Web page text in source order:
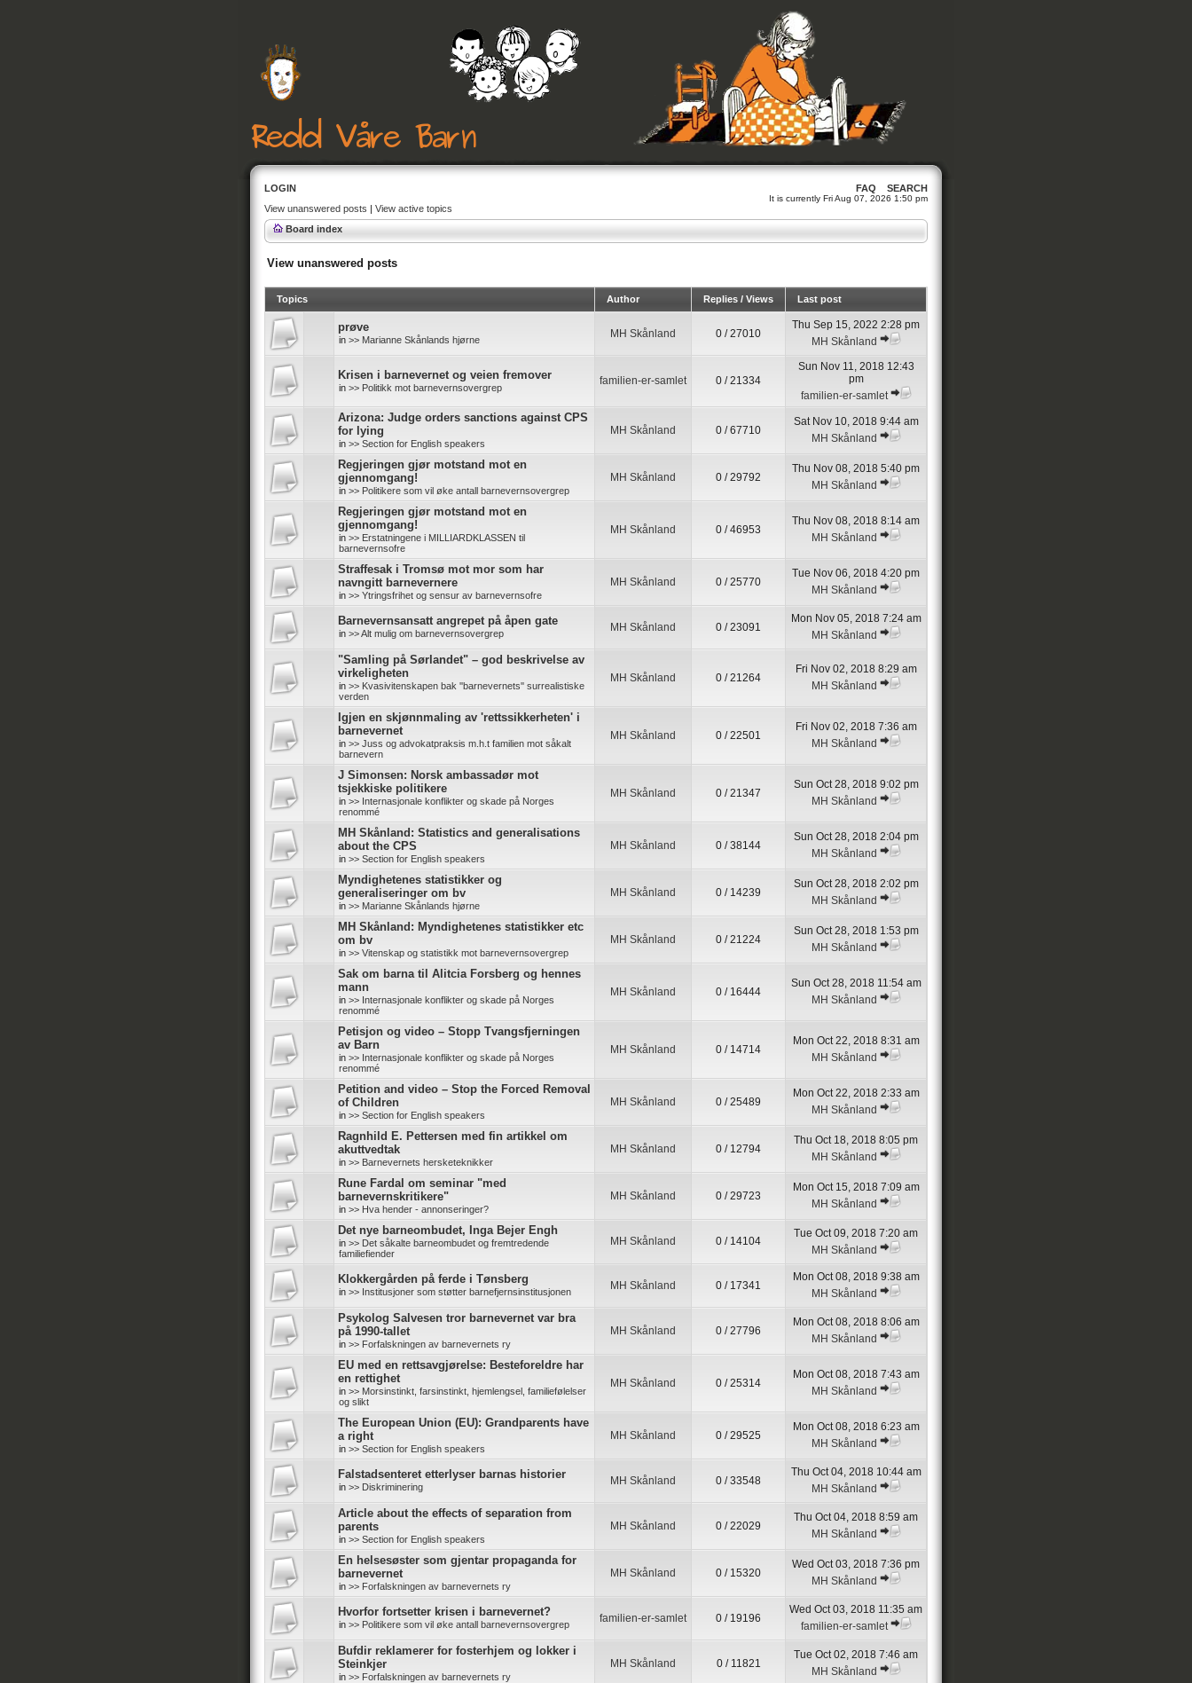
LOGIN FAQ SEARCH
It is currently Fri Aug 07, 2026 1:50 pm
View unanswered posts | View active topics
Board index
View unanswered posts
Topics Author Replies / Views Last post
prøve
in >> Marianne Skånlands hjørne MH Skånland 0 / 27010
Thu Sep 15, 2022 2:28 pm
MH Skånland
Krisen i barnevernet og veien fremover
in >> Politikk mot barnevernsovergrep
familien-er-samlet 0 / 21334
Sun Nov 11, 2018 12:43
pm
familien-er-samlet
Arizona: Judge orders sanctions against CPS
for lying
in >> Section for English speakers
MH Skånland 0 / 67710
Sat Nov 10, 2018 9:44 am
MH Skånland
Regjeringen gjør motstand mot en
gjennomgang!
in >> Politikere som vil øke antall barnevernsovergrep
MH Skånland 0 / 29792
Thu Nov 08, 2018 5:40 pm
MH Skånland
Regjeringen gjør motstand mot en
gjennomgang!
in >> Erstatningene i MILLIARDKLASSEN til
barnevernsofre
MH Skånland 0 / 46953
Thu Nov 08, 2018 8:14 am
MH Skånland
Straffesak i Tromsø mot mor som har
navngitt barnevernere
in >> Ytringsfrihet og sensur av barnevernsofre
MH Skånland 0 / 25770
Tue Nov 06, 2018 4:20 pm
MH Skånland
Barnevernsansatt angrepet på åpen gate
in >> Alt mulig om barnevernsovergrep MH Skånland 0 / 23091
Mon Nov 05, 2018 7:24 am
MH Skånland
"Samling på Sørlandet" – god beskrivelse av
virkeligheten
in >> Kvasivitenskapen bak ''barnevernets'' surrealistiske
verden
MH Skånland 0 / 21264
Fri Nov 02, 2018 8:29 am
MH Skånland
Igjen en skjønnmaling av 'rettssikkerheten' i
barnevernet
in >> Juss og advokatpraksis m.h.t familien mot såkalt
barnevern
MH Skånland 0 / 22501
Fri Nov 02, 2018 7:36 am
MH Skånland
J Simonsen: Norsk ambassadør mot
tsjekkiske politikere
in >> Internasjonale konflikter og skade på Norges
renommé
MH Skånland 0 / 21347
Sun Oct 28, 2018 9:02 pm
MH Skånland
MH Skånland: Statistics and generalisations
about the CPS
in >> Section for English speakers
MH Skånland 0 / 38144
Sun Oct 28, 2018 2:04 pm
MH Skånland
Myndighetenes statistikker og
generaliseringer om bv
in >> Marianne Skånlands hjørne
MH Skånland 0 / 14239
Sun Oct 28, 2018 2:02 pm
MH Skånland
MH Skånland: Myndighetenes statistikker etc
om bv
in >> Vitenskap og statistikk mot barnevernsovergrep
MH Skånland 0 / 21224
Sun Oct 28, 2018 1:53 pm
MH Skånland
Sak om barna til Alitcia Forsberg og hennes
mann
in >> Internasjonale konflikter og skade på Norges
renommé
MH Skånland 0 / 16444
Sun Oct 28, 2018 11:54 am
MH Skånland
Petisjon og video – Stopp Tvangsfjerningen
av Barn
in >> Internasjonale konflikter og skade på Norges
renommé
MH Skånland 0 / 14714
Mon Oct 22, 2018 8:31 am
MH Skånland
Petition and video – Stop the Forced Removal
of Children
in >> Section for English speakers
MH Skånland 0 / 25489
Mon Oct 22, 2018 2:33 am
MH Skånland
Ragnhild E. Pettersen med fin artikkel om
akuttvedtak
in >> Barnevernets hersketeknikker
MH Skånland 0 / 12794
Thu Oct 18, 2018 8:05 pm
MH Skånland
Rune Fardal om seminar "med
barnevernskritikere"
in >> Hva hender - annonseringer?
MH Skånland 0 / 29723
Mon Oct 15, 2018 7:09 am
MH Skånland
Det nye barneombudet, Inga Bejer Engh
in >> Det såkalte barneombudet og fremtredende
familiefiender
MH Skånland 0 / 14104
Tue Oct 09, 2018 7:20 am
MH Skånland
Klokkergården på ferde i Tønsberg
in >> Institusjoner som støtter barnefjernsinstitusjonen MH Skånland 0 / 17341
Mon Oct 08, 2018 9:38 am
MH Skånland
Psykolog Salvesen tror barnevernet var bra
på 1990-tallet
in >> Forfalskningen av barnevernets ry
MH Skånland 0 / 27796
Mon Oct 08, 2018 8:06 am
MH Skånland
EU med en rettsavgjørelse: Besteforeldre har
en rettighet
in >> Morsinstinkt, farsinstinkt, hjemlengsel, familiefølelser
og slikt
MH Skånland 0 / 25314
Mon Oct 08, 2018 7:43 am
MH Skånland
The European Union (EU): Grandparents have
a right
in >> Section for English speakers
MH Skånland 0 / 29525
Mon Oct 08, 2018 6:23 am
MH Skånland
Falstadsenteret etterlyser barnas historier
in >> Diskriminering MH Skånland 0 / 33548
Thu Oct 04, 2018 10:44 am
MH Skånland
Article about the effects of separation from
parents
in >> Section for English speakers
MH Skånland 0 / 22029
Thu Oct 04, 2018 8:59 am
MH Skånland
En helsesøster som gjentar propaganda for
barnevernet
in >> Forfalskningen av barnevernets ry
MH Skånland 0 / 15320
Wed Oct 03, 2018 7:36 pm
MH Skånland
Hvorfor fortsetter krisen i barnevernet?
in >> Politikere som vil øke antall barnevernsovergrep familien-er-samlet 0 / 19196
Wed Oct 03, 2018 11:35 am
familien-er-samlet
Bufdir reklamerer for fosterhjem og lokker i
Steinkjer
in >> Forfalskningen av barnevernets ry
MH Skånland 0 / 11821
Tue Oct 02, 2018 7:46 am
MH Skånland